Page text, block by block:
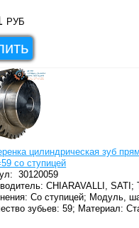
РУБ
цилиндрическая зуб
со ступицей
30120059
CHIARAVALLI, SATI;
Со ступицей; Модуль,
зубьев: 59; Материал: